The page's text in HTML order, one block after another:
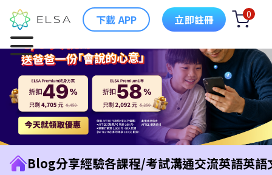
下載 APP 立即註冊 0
Blog分享經驗各課程/考試溝通交流英語英語